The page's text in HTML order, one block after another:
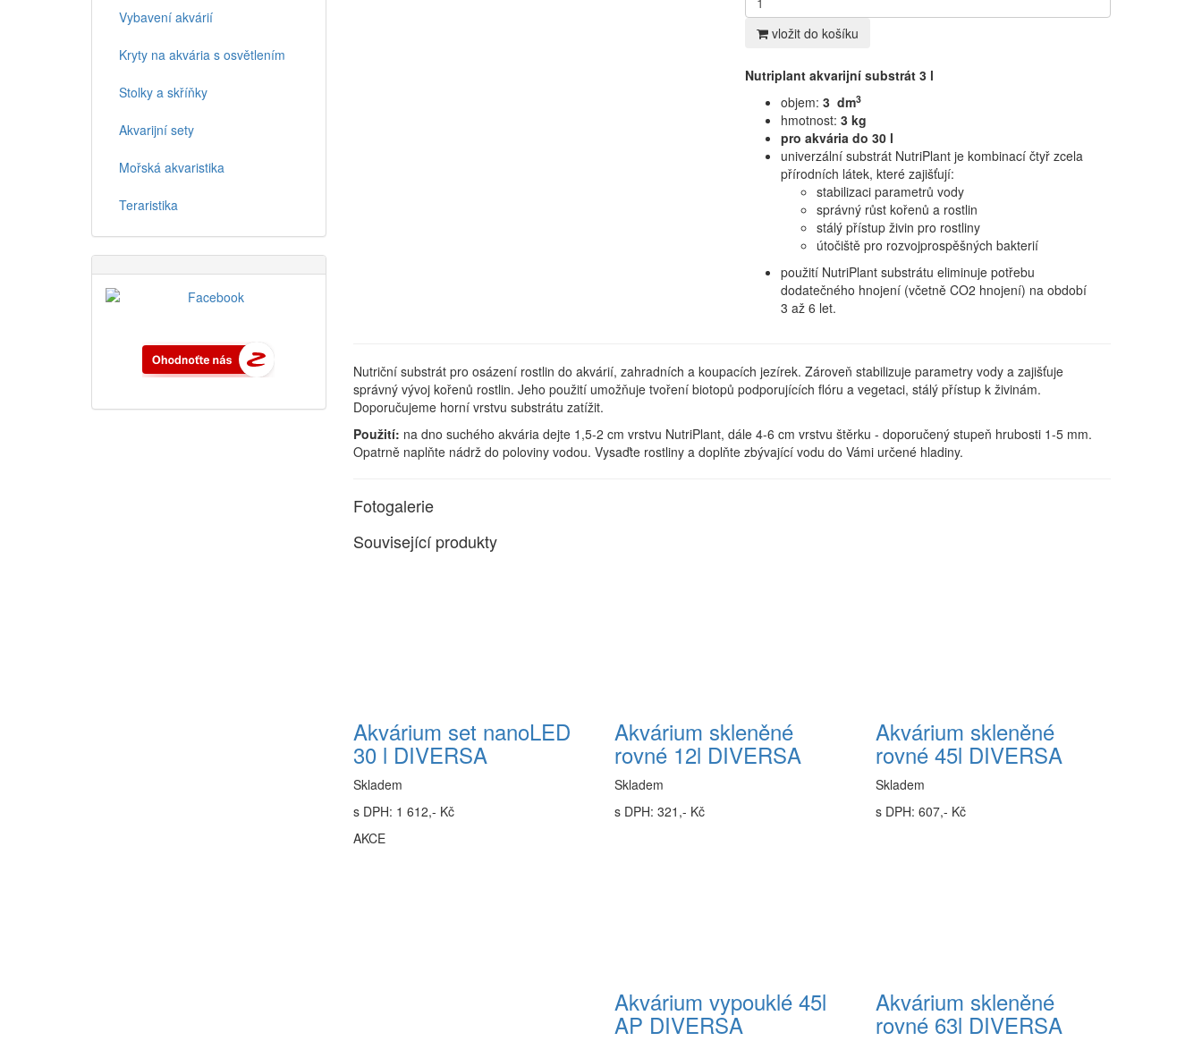
Vybavení akvárií
Kryty na akvária s osvětlením
Stolky a skříňky
Akvarijní sety
Mořská akvaristika
Teraristika
vložit do košíku
Nutriplant akvarijní substrát 3 l
objem: 3 dm3
hmotnost:3 kg
pro akvária do 30 l
univerzální substrát NutriPlant je kombinací čtyř zcela
přírodních látek, které zajišťují:
stabilizaci parametrů vody
správný růst kořenů a rostlin
stálý přístup živin pro rostliny
útočiště pro rozvojprospěšných bakterií
použití NutriPlant substrátu eliminuje potřebu
dodatečného hnojení (včetně CO2 hnojení) na období
3 až 6 let.
Nutriční substrát pro osázení rostlin do akvárií, zahradních a koupacích jezírek. Zároveň stabilizuje parametry vody a zajišťuje
správný vývoj kořenů rostlin. Jeho použití umožňuje tvoření biotopů podporujících flóru a vegetaci, stálý přístup k živinám.
Doporučujeme horní vrstvu substrátu zatížit.
Použití: na dno suchého akvária dejte 1,5-2 cm vrstvu NutriPlant, dále 4-6 cm vrstvu štěrku - doporučený stupeň hrubosti 1-5 mm.
Opatrně naplňte nádrž do poloviny vodou. Vysaďte rostliny a doplňte zbývající vodu do Vámi určené hladiny.
Fotogalerie
Související produkty
Akvárium set nanoLED
30 l DIVERSA
Skladem
s DPH: 1 612,- Kč
AKCE
Akvárium skleněné
rovné 12l DIVERSA
Skladem
s DPH: 321,- Kč
Akvárium skleněné
rovné 45l DIVERSA
Skladem
s DPH: 607,- Kč
Akvárium vypouklé 45l
AP DIVERSA
Akvárium skleněné
rovné 63l DIVERSA